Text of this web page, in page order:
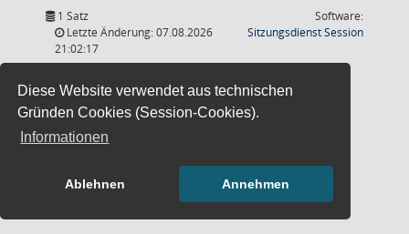
Diese Website verwendet aus technischen
Gründen Cookies (Session-Cookies).
Informationen
Ablehnen Annehmen
1 Satz
Letzte Änderung: 07.08.2026
21:02:17
Software:
SitzungsdienstSession(Wird in